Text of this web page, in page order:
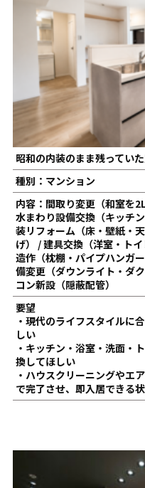
昭和の内装のまま残ってい
種別：マンション
内容：間取り変更（和室を
水まわり設備交換（キッチ
装リフォーム（床・壁紙・
げ） / 建具交換（洋室・ト
造作（枕棚・パイプハンガ
備変更（ダウンライト・ダ
コン新設（隠蔽配管）
要望
・現代のライフスタイルに
しい
・キッチン・浴室・洗面・
換してほしい
・ハウスクリーニングやエ
で完了させ、即入居できる